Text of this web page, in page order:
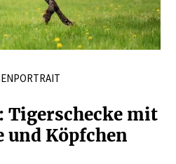
Tiger­schecke mit
und Köpfchen